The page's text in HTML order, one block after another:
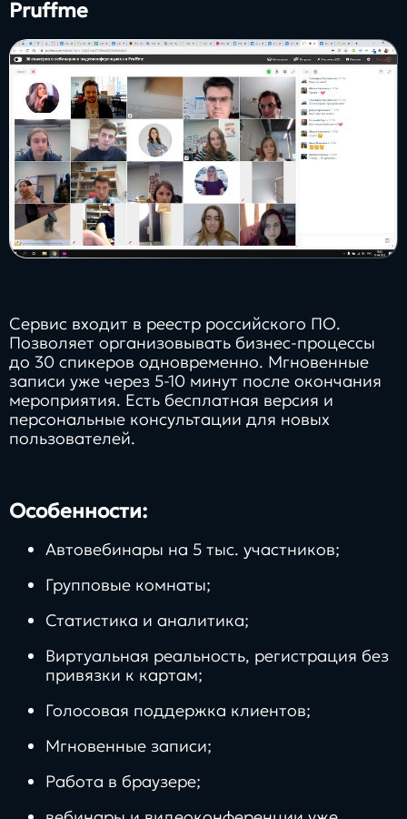
Pruffme
Сервис входит в реестр российского ПО.
Позволяет организовывать бизнес-процессы
до 30 спикеров одновременно. Мгновенные
записи уже через 5-10 минут после окончания
мероприятия. Есть бесплатная версия и
персональные консультации для новых
пользователей.
Особенности:
Автовебинары на 5 тыс. участников;
Групповые комнаты;
Статистика и аналитика;
Виртуальная реальность, регистрация без
привязки к картам;
Голосовая поддержка клиентов;
Мгновенные записи;
Работа в браузере;